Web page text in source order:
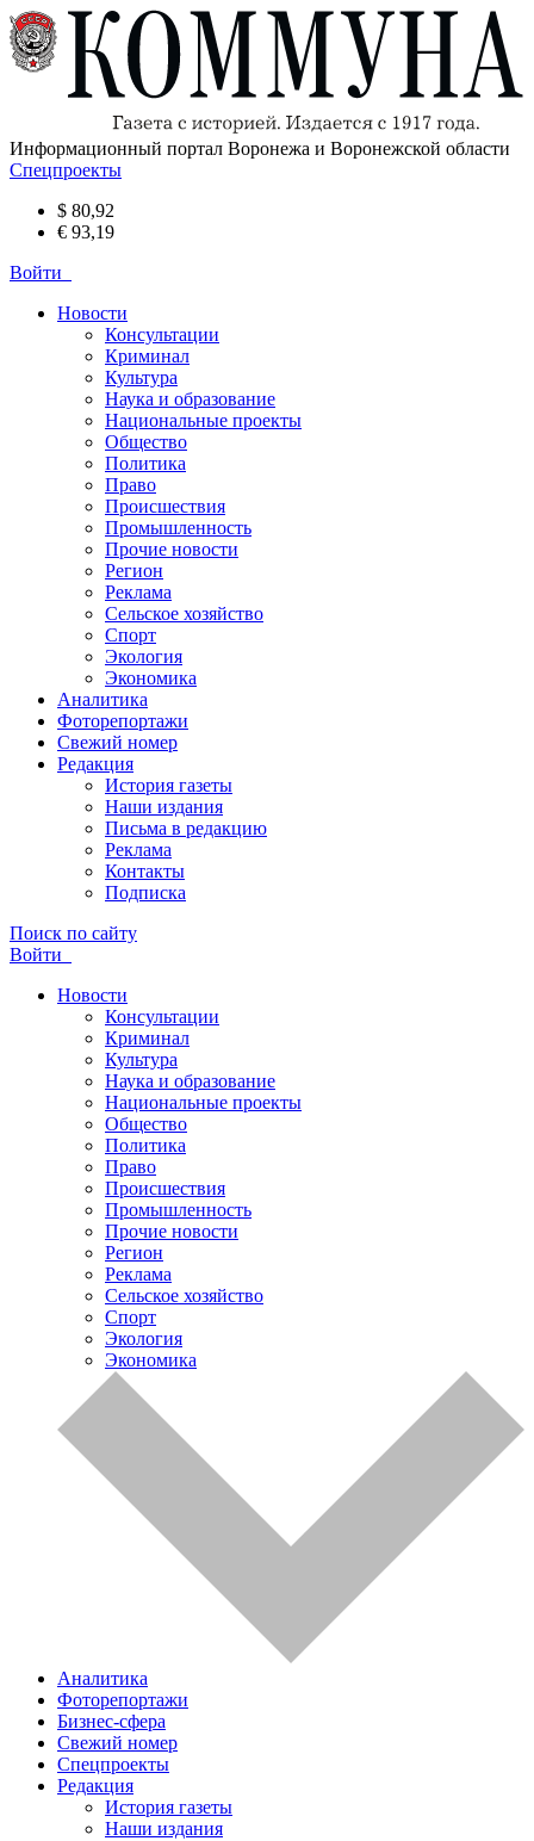
Информационный портал Воронежа и Воронежской области
Спецпроекты
$ 80,92
€ 93,19
Войти
Новости
Консультации
Криминал
Культура
Наука и образование
Национальные проекты
Общество
Политика
Право
Происшествия
Промышленность
Прочие новости
Регион
Реклама
Сельское хозяйство
Спорт
Экология
Экономика
Аналитика
Фоторепортажи
Свежий номер
Редакция
История газеты
Наши издания
Письма в редакцию
Реклама
Контакты
Подписка
Поиск по сайту
Войти
Новости
Консультации
Криминал
Культура
Наука и образование
Национальные проекты
Общество
Политика
Право
Происшествия
Промышленность
Прочие новости
Регион
Реклама
Сельское хозяйство
Спорт
Экология
Экономика
Аналитика
Фоторепортажи
Бизнес-сфера
Свежий номер
Спецпроекты
Редакция
История газеты
Наши издания